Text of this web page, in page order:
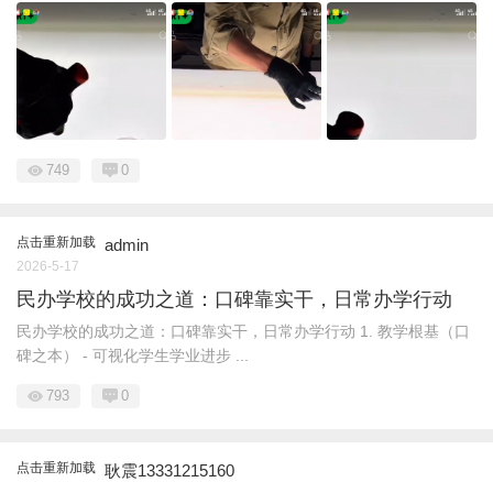
749 0
点击重新加载 admin
2026-5-17
民办学校的成功之道：口碑靠实干，日常办学行动
民办学校的成功之道：口碑靠实干，日常办学行动 1. 教学根基（口
碑之本） - 可视化学生学业进步 ...
793 0
点击重新加载 耿震13331215160